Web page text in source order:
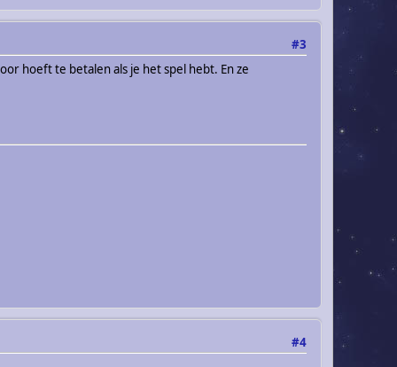
#3
hoeft te betalen als je het spel hebt. En ze
#4